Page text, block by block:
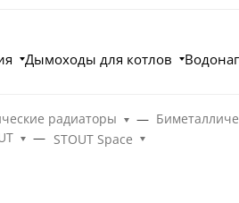
Дымоходы для котлов
радиаторы
STOUT Space